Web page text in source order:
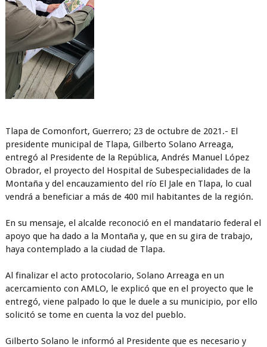
Tlapa de Comonfort, Guerrero; 23 de octubre de 2021.- El
presidente municipal de Tlapa, Gilberto Solano Arreaga,
entregó al Presidente de la República, Andrés Manuel López
Obrador, el proyecto del Hospital de Subespecialidades de la
Montaña y del encauzamiento del río El Jale en Tlapa, lo cual
vendrá a beneficiar a más de 400 mil habitantes de la región.
En su mensaje, el alcalde reconoció en el mandatario federal el
apoyo que ha dado a la Montaña y, que en su gira de trabajo,
haya contemplado a la ciudad de Tlapa.
Al finalizar el acto protocolario, Solano Arreaga en un
acercamiento con AMLO, le explicó que en el proyecto que le
entregó, viene palpado lo que le duele a su municipio, por ello
solicitó se tome en cuenta la voz del pueblo.
Gilberto Solano le informó al Presidente que es necesario y